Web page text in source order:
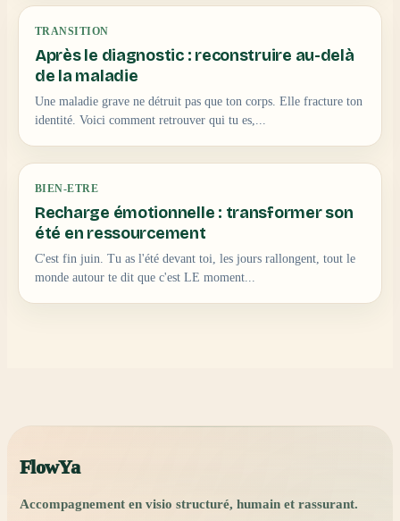
TRANSITION
Après le diagnostic : reconstruire au-delà
de la maladie
Une maladie grave ne détruit pas que ton corps. Elle fracture ton
identité. Voici comment retrouver qui tu es,...
BIEN-ETRE
Recharge émotionnelle : transformer son
été en ressourcement
C'est fin juin. Tu as l'été devant toi, les jours rallongent, tout le
monde autour te dit que c'est LE moment...
FlowYa
Accompagnement en visio structuré, humain et rassurant.